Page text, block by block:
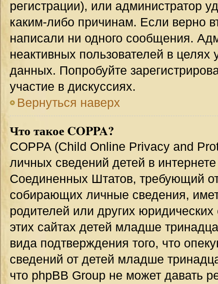
регистрации), или администратор
каким-либо причинам. Если верно
написали ни одного сообщения.
неактивных пользователей в
данных. Попробуйте
участие в дискуссиях.
Вернуться наверх
Что такое COPPA?
COPPA (Child Online Privacy and
личных сведений детей в
Соединенных Штатов, требующий
собирающих личные сведения,
родителей или других
этих сайтах детей младше
вида подтверждения того, что
сведений от детей младше
что phpBB Group не может давать